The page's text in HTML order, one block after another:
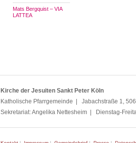
Mats Bergquist – VIA
LATTEA
Kirche der Jesuiten Sankt Peter Köln
Katholische Pfarrgemeinde | Jabachstraße 1,
Sekretariat: Angelika Nettesheim | Dienstag-